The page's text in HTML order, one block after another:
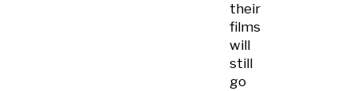
their
films
will
still
go